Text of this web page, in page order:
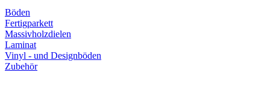
Böden
Fertigparkett
Massivholzdielen
Laminat
Vinyl - und Designböden
Zubehör